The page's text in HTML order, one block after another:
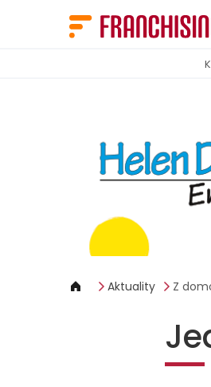
Aktuality Z